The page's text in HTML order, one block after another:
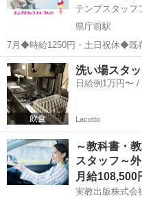
テンプスタッ
県庁前駅
7月◆時給1250円・土日祝休◆既
●新規獲得の営業活動ではなく、官公庁系の既存フォロー訪問がメ
イン！ ●外勤業務と内勤業務でおよそ半々の仕事比率になります。 ●
多くの派遣スタッ...
高知 高知市 県庁前駅
洗い場スタ
日給例1万円〜
Lacotto
～教科書・
スタッフ～
月給108,500
実教出版株式会